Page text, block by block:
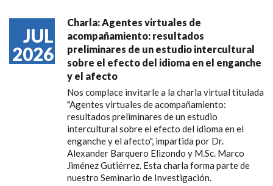
JUL
2026
Charla: Agentes virtuales de
acompañamiento: resultados
preliminares de un estudio intercultural
sobre el efecto del idioma en el enganche
y el afecto
Nos complace invitarle a la charla virtual titulada
"Agentes virtuales de acompañamiento:
resultados preliminares de un estudio
intercultural sobre el efecto del idioma en el
enganche y el afecto", impartida por Dr.
Alexander Barquero Elizondo y M.Sc. Marco
Jiménez Gutiérrez. Esta charla forma parte de
nuestro Seminario de Investigación.